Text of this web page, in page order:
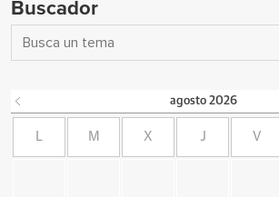
Buscador
agosto 2026
L M X J V